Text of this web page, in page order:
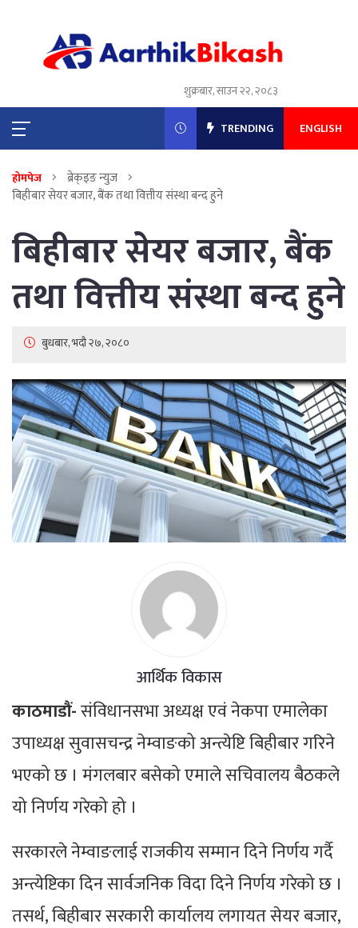
शुक्रबार, साउन २२, २०८३
TRENDING ENGLISH
होमपेज
ब्रेक्इङ न्युज
बिहीबार सेयर बजार, बैंक तथा वित्तीय संस्था बन्द हुने
बिहीबार सेयर बजार, बैंक
तथा वित्तीय संस्था बन्द हुने
बुधबार, भदौ २७, २०८०
आर्थिक विकास
काठमाडौं-संविधानसभा अध्यक्ष एवं नेकपा एमालेका
उपाध्यक्ष सुवासचन्द्र नेम्वाङको अन्त्येष्टि बिहीबार गरिने
भएको छ । मंगलबार बसेको एमाले सचिवालय बैठकले
यो निर्णय गरेको हो ।
सरकारले नेम्वाङलाई राजकीय सम्मान दिने निर्णय गर्दै
अन्त्येष्टिका दिन सार्वजनिक विदा दिने निर्णय गरेको छ ।
तसर्थ, बिहीबार सरकारी कार्यालय लगायत सेयर बजार,